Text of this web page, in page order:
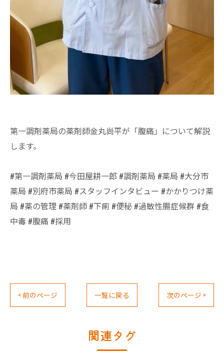
第一調剤薬局の薬剤師金丸尚平が「腹痛」について解説
します。
#第一調剤薬局 #今田屋耕一郎 #調剤薬局 #薬局 #大分市
薬局 #別府市薬局 #スタッフインタビュー #かかりつけ薬
局 #薬の管理 #薬剤師 #下痢 #便秘 #過敏性腸症候群 #食
中毒 #腹痛 #採用
< 前のページ 一覧に戻る 次のページ >
関連タグ